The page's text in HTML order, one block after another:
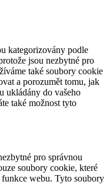
kategorizovány podle
jsou nezbytné pro
také soubory cookie
a porozumět tomu, jak
ukládány do vašeho
také možnost tyto
pro správnou
soubory cookie, které
webu. Tyto soubory